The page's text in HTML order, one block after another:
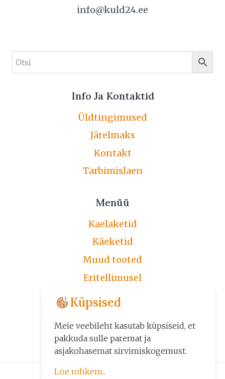
info@kuld24.ee
Info Ja Kontaktid
Üldtingimused
Järelmaks
Kontakt
Tarbimislaen
Menüü
Kaelaketid
Käeketid
Muud tooted
Eritellimusel
Järelmaks
Üldtingimused
Kontakt
Küpsised
Meie veebileht kasutab küpsiseid, et
pakkuda sulle paremat ja
asjakohasemat sirvimiskogemust.
Loe rohkem...